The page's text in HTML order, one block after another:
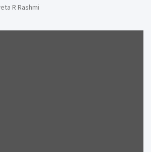
R Rashmi